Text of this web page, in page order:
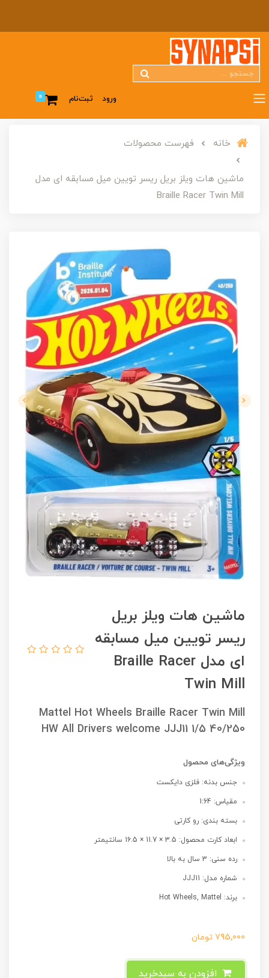
ورود ثبت‌نام 0
خانه فهرست محصولات
ماشین هات ویلز بریل ریسر تویین میل مسابقه ای مدل
Braille Racer Twin Mill
ماشین هات ویلز بریل
ریسر تویین میل مسابقه
ای مدل Braille Racer
Twin Mill
Mattel Hot Wheels Braille Racer Twin Mill
HW All Drivers welcome JJJ11 1/5 40/250
ویژگی‌های محصول
جنس بدنه: فلزی دایکست
مقیاس: 1:64
بسته بندی: رو کارتی
ابعاد کارت محصول: 3.5 × 11.7 × 16.5 سانتیمتر
رده سنی: 3 سال به بالا
شماره مدل: JJJ11
برند: Hot Wheels, Mattel
795,000 تومان